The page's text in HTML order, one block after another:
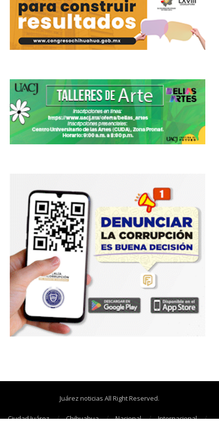
Juárez noticias All Right Reserved.
Ciudad Juárez Chihuahua Nacional
Internacional